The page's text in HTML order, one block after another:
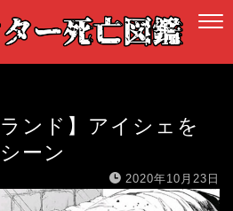
ンド】アイシェを
ーン
2020年10月23日